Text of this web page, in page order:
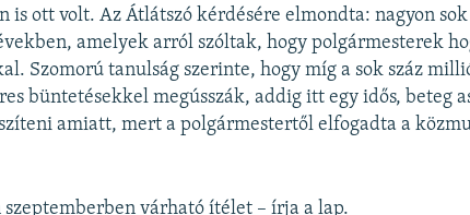
is ott volt. Az Átlátszó kérdésére elmondta: nagyon
amelyek arról szóltak, hogy polgármesterek
Szomorú tanulság szerinte, hogy míg a sok száz
büntetésekkel megússzák, addig itt egy idős, beteg
amiatt, mert a polgármestertől elfogadta a
szeptemberben várható ítélet – írja a lap.